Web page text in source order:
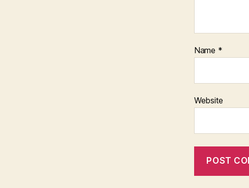
Name *
Website